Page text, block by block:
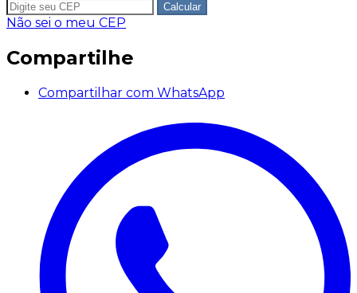
Calcular
Não sei o meu CEP
Compartilhe
Compartilhar com WhatsApp